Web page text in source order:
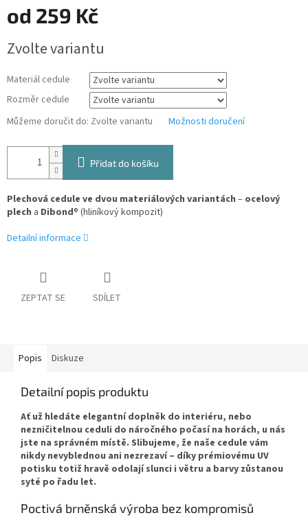
od 259 Kč
cena:
Zvolte variantu
Materiál cedule
Rozměr cedule
Můžeme doručit do: Zvolte variantu Možnosti doručení
Přidat do košíku
Plechová cedule ve dvou materiálových variantách – ocelový
plech a Dibond® (hliníkový kompozit)
Detailní informace
ZEPTAT SE SDÍLET
Popis Diskuze
Detailní popis produktu
Ať už hledáte elegantní doplněk do interiéru, nebo
nezničitelnou ceduli do náročného počasí na horách, u nás
jste na správném místě. Slibujeme, že naše cedule vám
nikdy nevyblednou ani nezrezaví – díky prémiovému UV
potisku totiž hravě odolají slunci i větru a barvy zůstanou
syté po řadu let.
Poctivá brněnská výroba bez kompromisů